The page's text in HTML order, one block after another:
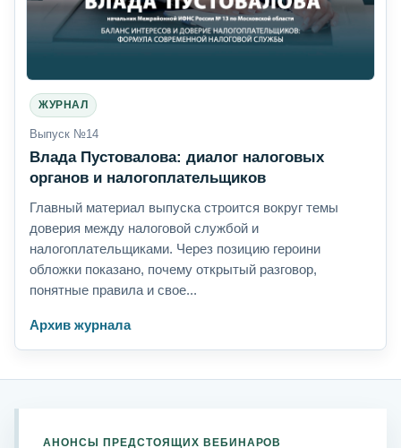
ЖУРНАЛ
Выпуск №14
Влада Пустовалова: диалог налоговых
органов и налогоплательщиков
Главный материал выпуска строится вокруг темы
доверия между налоговой службой и
налогоплательщиками. Через позицию героини
обложки показано, почему открытый разговор,
понятные правила и свое...
Архив журнала
АНОНСЫ ПРЕДСТОЯЩИХ ВЕБИНАРОВ